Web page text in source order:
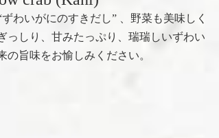
わいがにのすきだし” 、野菜も美味しく
っしり、甘みたっぷり、瑞瑞しいずわい
の旨味をお愉しみください。